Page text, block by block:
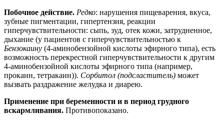
Побочное действие. Редко: нарушения пищеварения, вкуса,
зубные пигментации, гипертензия, реакции
гиперчувствительности: сыпь, зуд, отек кожи, затрудненное,
дыхание (у пациентов с гиперчувствительностью к
Бензокаину (4-аминобензойной кислоты эфирного типа), есть
возможность перекрестной гиперчувствительности к другим
4-аминобензойной кислоты эфирного типа (например,
прокаин, тетракаин)). Сорбитол (подсластитель) может
вызвать раздражение желудка и диарею.
Применение при беременности и в период грудного
вскармливания. Противопоказано.